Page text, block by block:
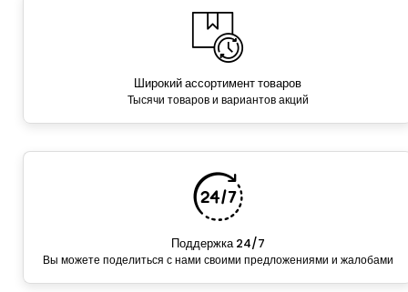
Широкий ассортимент товаров
Тысячи товаров и вариантов акций
Поддержка 24/7
Вы можете поделиться с нами своими предложениями и жалобами